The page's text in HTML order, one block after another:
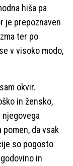
hiša pa
je prepoznaven
ter po
v visoko modo,
okvir.
in žensko,
da vsak
so pogosto
in